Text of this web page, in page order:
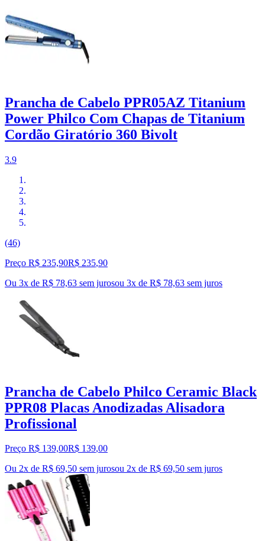
Prancha de Cabelo PPR05AZ Titanium
Power Philco Com Chapas de Titanium
Cordão Giratório 360 Bivolt
3.9
(46)
Preço R$ 235,90R$ 235,90
Ou 3x de R$ 78,63 sem jurosou 3x de R$ 78,63 sem juros
Prancha de Cabelo Philco Ceramic Black
PPR08 Placas Anodizadas Alisadora
Profissional
Preço R$ 139,00R$ 139,00
Ou 2x de R$ 69,50 sem jurosou 2x de R$ 69,50 sem juros